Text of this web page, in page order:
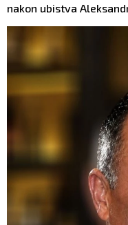
nakon ubistva